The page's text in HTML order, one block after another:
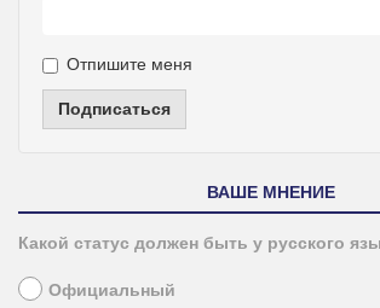
Отпишите меня
Подписаться
ВАШЕ МНЕНИЕ
Какой статус должен быть у русского
Официальный